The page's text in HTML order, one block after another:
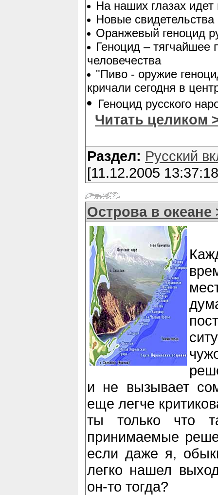
На наших глазах идет
Новые свидетельства
Оранжевый геноцид
Геноцид – тягчайшее
человечества
"Пиво - оружие
кричали сегодня в
Геноцид русского
Читать целиком
Раздел: Русский
[11.12.2005
Острова в океане
и не вызывает
еще легче
ты только что
принимаемые
если даже я,
легко нашел
он-то тогда?